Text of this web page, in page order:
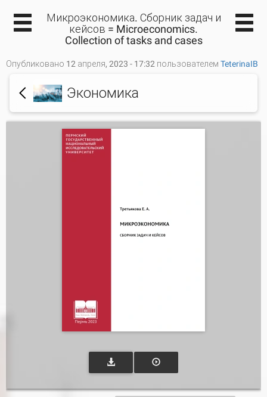
Микроэкономика. Сборник задач и
кейсов = Microeconomics.
Collection of tasks and cases
Опубликовано 12 апреля, 2023 - 17:32 пользователем TeterinaIB
Экономика